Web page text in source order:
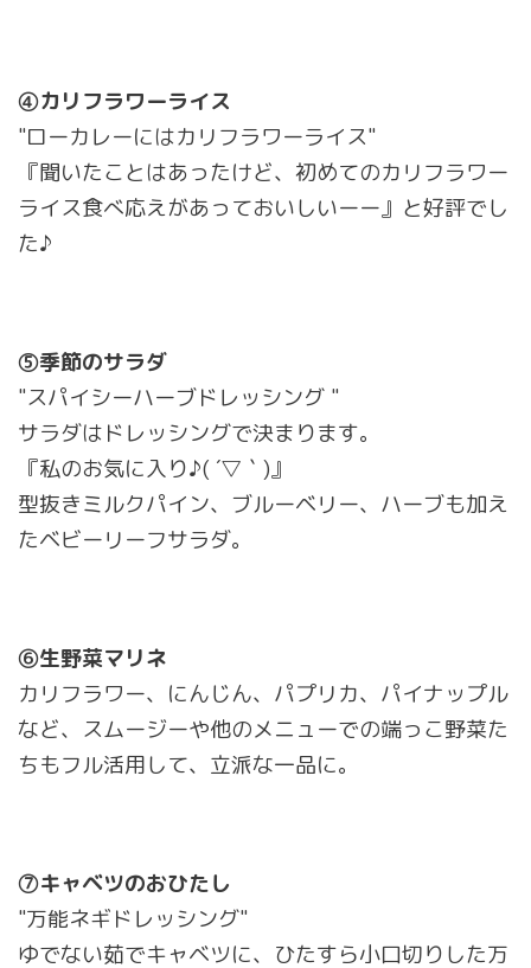
④カリフラワーライス
"ローカレーにはカリフラワーライス"
『聞いたことはあったけど、初めてのカリフラワー
ライス食べ応えがあっておいしいーー』と好評でし
た♪
⑤季節のサラダ
"スパイシーハーブドレッシング "
サラダはドレッシングで決まります。
『私のお気に入り♪( ´▽｀)』
型抜きミルクパイン、ブルーベリー、ハーブも加え
たベビーリーフサラダ。
⑥生野菜マリネ
カリフラワー、にんじん、パプリカ、パイナップル
など、スムージーや他のメニューでの端っこ野菜た
ちもフル活用して、立派な一品に。
⑦キャベツのおひたし
"万能ネギドレッシング"
ゆでない茹でキャベツに、ひたすら小口切りした万